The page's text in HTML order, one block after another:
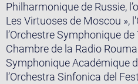
Philharmonique de Russie,
Les Virtuoses de Moscou »,
l’Orchestre Symphonique de
Chambre de la Radio
Symphonique Académique
l’Orchestra Sinfonica del